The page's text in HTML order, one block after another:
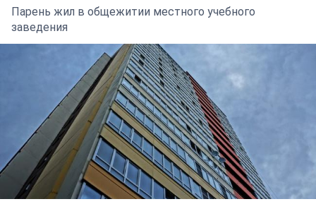
Парень жил в общежитии местного учебного
заведения